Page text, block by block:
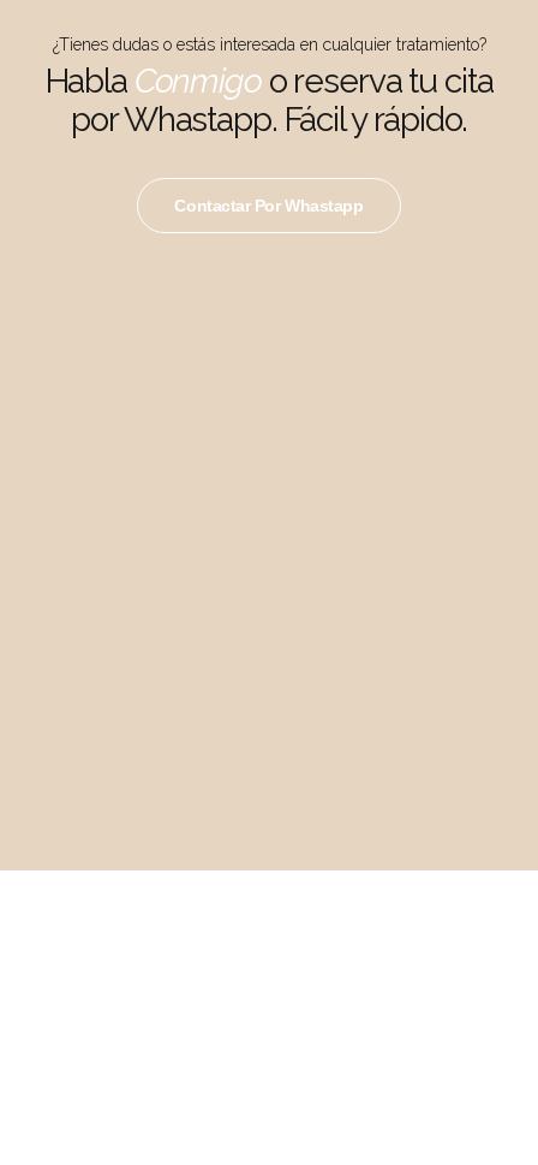
¿Tienes dudas o estás interesada en cualquier tratamiento?
Habla Conmigoo reserva tu cita
por Whastapp. Fácil y rápido.
Contactar Por Whastapp